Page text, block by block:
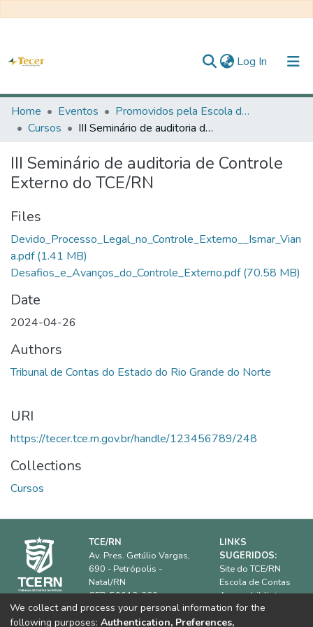
Log In (current)
Home
All of DSpace
Statistics
Statistics
About TECER
Home Eventos
Promovidos pela Escola de Contas
Cursos
III Seminário de auditoria de Controle Externo do TCE/RN
III Seminário de auditoria de Controle
Externo do TCE/RN
Files
Devido_Processo_Legal_no_Controle_Externo__Ismar_Vian
a.pdf(1.41 MB)
Desafios_e_Avanços_do_Controle_Externo.pdf(70.58 MB)
Date
2024-04-26
Authors
Tribunal de Contas do Estado do Rio Grande do Norte
URI
https://tecer.tce.rn.gov.br/handle/123456789/248
Collections
Cursos
TCE/RN
Av. Pres. Getúlio Vargas,
690 - Petrópolis -
Natal/RN
CEP: 59012-360.
Horário de
LINKS
SUGERIDOS:
Site do TCE/RN
Escola de Contas
Acervo biblioteca
IRB
ATRICON
We collect and process your personal information for the
following purposes: Authentication, Preferences,